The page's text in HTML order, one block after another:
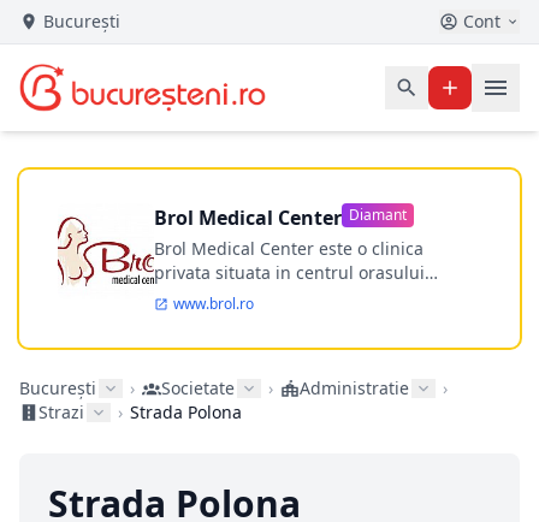
București Cont
Brol Medical Center Diamant
Brol Medical Center este o clinica
privata situata in centrul orasului
Timisoara avand o experienta de
Incepand din anul 2009 clinica isi
ultramodern.
www.brol.ro
București › Societate › Administratie
›
Strazi
› Strada Polona
Strada Polona